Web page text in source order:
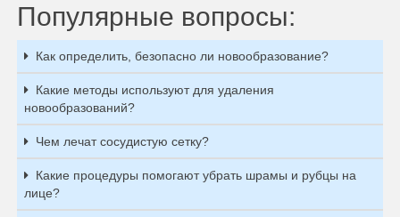
Популярные вопросы:
Как определить, безопасно ли новообразование?
Какие методы используют для удаления
новообразований?
Чем лечат сосудистую сетку?
Какие процедуры помогают убрать шрамы и рубцы на
лице?